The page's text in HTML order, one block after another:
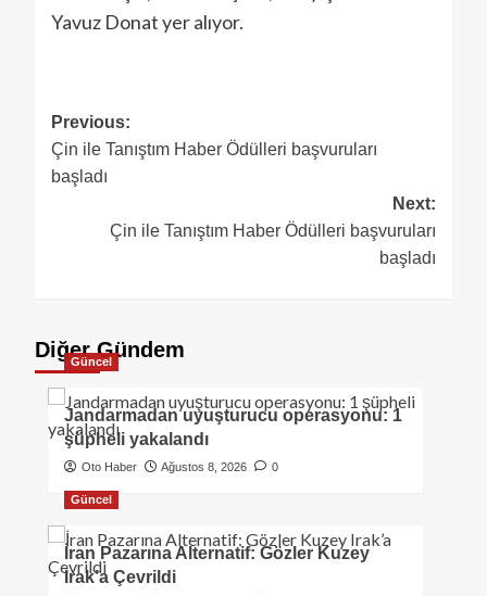
Yavuz Donat yer alıyor.
Previous:
Çin ile Tanıştım Haber Ödülleri başvuruları
başladı
Next:
Çin ile Tanıştım Haber Ödülleri başvuruları
başladı
Diğer Gündem
Güncel
Jandarmadan uyuşturucu operasyonu: 1
şüpheli yakalandı
Oto Haber Ağustos 8, 2026 0
Güncel
İran Pazarına Alternatif: Gözler Kuzey
Irak’a Çevrildi